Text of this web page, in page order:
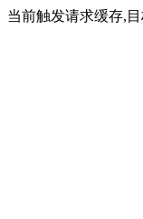
当前触发请求缓存,